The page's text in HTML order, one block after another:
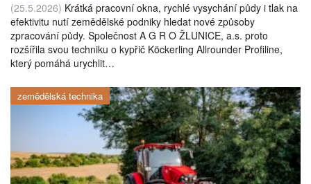
(25.5.2026) Krátká pracovní okna, rychlé vysychání půdy i tlak na
efektivitu nutí zemědělské podniky hledat nové způsoby
zpracování půdy. Společnost A G R O ŽLUNICE, a.s. proto
rozšířila svou techniku o kypřič Köckerling Allrounder Profiline,
který pomáhá urychlit…
zemědělská technika